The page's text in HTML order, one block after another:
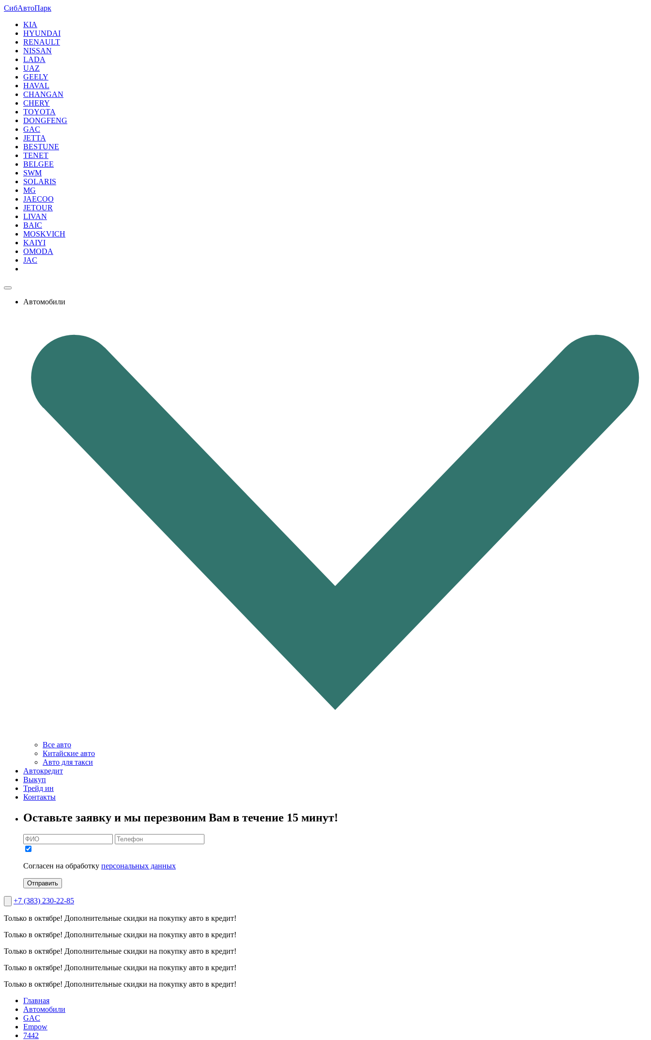
СибАвтоПарк
KIA
HYUNDAI
RENAULT
NISSAN
LADA
UAZ
GEELY
HAVAL
CHANGAN
CHERY
TOYOTA
DONGFENG
GAC
JETTA
BESTUNE
TENET
BELGEE
SWM
SOLARIS
MG
JAECOO
JETOUR
LIVAN
BAIC
MOSKVICH
KAIYI
OMODA
JAC
Автомобили
Все авто
Китайские авто
Авто для такси
Автокредит
Выкуп
Трейд ин
Контакты
Оставьте заявку и мы перезвоним Вам в течение 15 минут!
Согласен на обработку персональных данных
Отправить
+7 (383) 230-22-85
Только в октябре! Дополнительные скидки на покупку авто в кредит!
Только в октябре! Дополнительные скидки на покупку авто в кредит!
Только в октябре! Дополнительные скидки на покупку авто в кредит!
Только в октябре! Дополнительные скидки на покупку авто в кредит!
Только в октябре! Дополнительные скидки на покупку авто в кредит!
Главная
Автомобили
GAC
Empow
7442